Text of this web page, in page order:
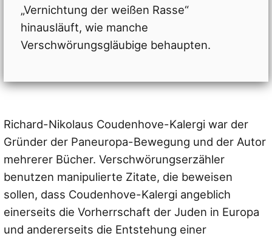
„Vernichtung der weißen Rasse“
hinausläuft, wie manche
Verschwörungsgläubige behaupten.
Richard-Nikolaus Coudenhove-Kalergi war der
Gründer der Paneuropa-Bewegung und der Autor
mehrerer Bücher. Verschwörungserzähler
benutzen manipulierte Zitate, die beweisen
sollen, dass Coudenhove-Kalergi angeblich
einerseits die Vorherrschaft der Juden in Europa
und andererseits die Entstehung einer